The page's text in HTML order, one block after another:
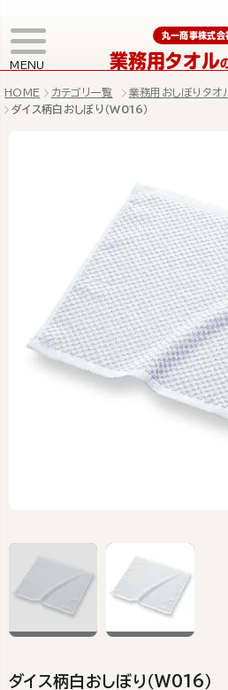
MENU
丸一商事株式会
業務用タオル
HOME カテゴリ一覧
業務用おしぼりタオ
ダイス柄白おしぼり（W016）
ダイス柄白おしぼり（W016）